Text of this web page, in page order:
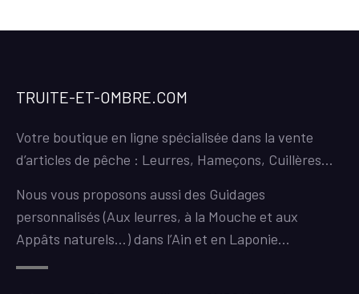
TRUITE-ET-OMBRE.COM
Votre boutique en ligne spécialisée dans la vente
d’articles de pêche : Leurres, Hameçons, Cuillères…
Nous vous proposons aussi des Guidages
personnalisés (Aux leurres, à la Mouche et aux
Appâts naturels…) dans l’Ain et en Laponie…